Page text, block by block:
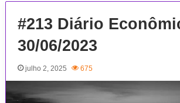
#213 Diário
30/06/2023
julho 2, 2025 675